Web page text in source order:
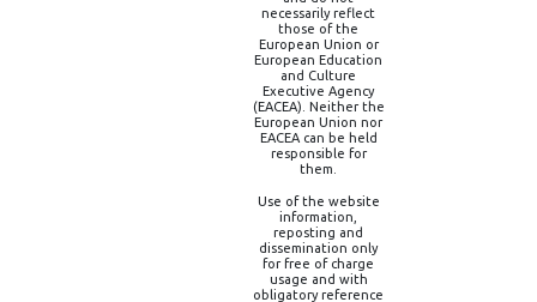
necessarily reflect
those of the
European Union or
European Education
and Culture
Executive Agency
(EACEA). Neither the
European Union nor
EACEA can be held
responsible for
them.
Use of the website
information,
reposting and
dissemination only
for free of charge
usage and with
obligatory reference